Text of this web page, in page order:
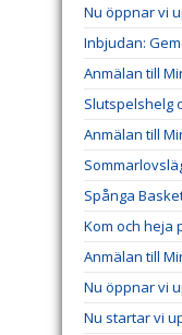
Nu öppnar vi
Inbjudan:
Anmälan till
Slutspelshelg
Anmälan till
Spånga
Kom och heja
Anmälan till
Nu öppnar vi
Nu startar vi